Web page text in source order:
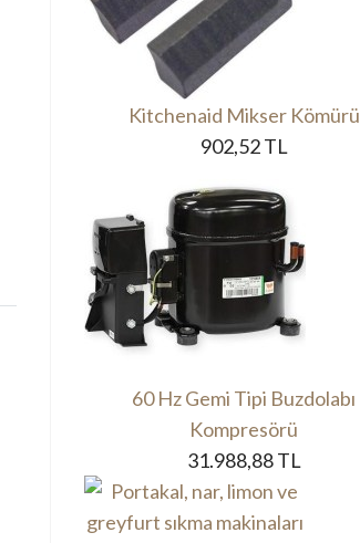
Kitchenaid Mikser Kömürü
902,52 TL
60 Hz Gemi Tipi Buzdolabı
Kompresörü
31.988,88 TL